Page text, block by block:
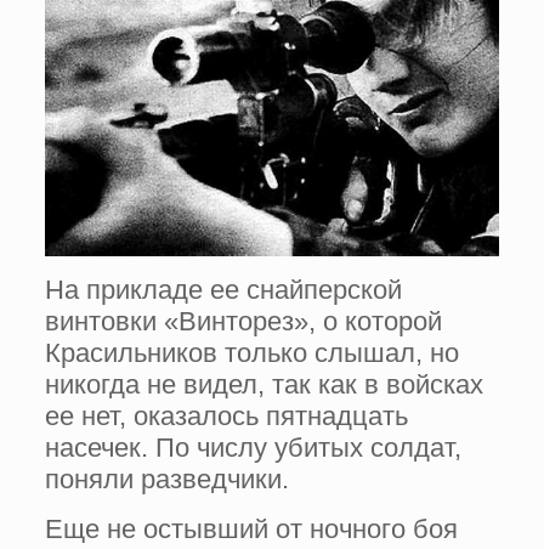
На прикладе ее снайперской
винтовки «Винторез», о которой
Красильников только слышал, но
никогда не видел, так как в войсках
ее нет, оказалось пятнадцать
насечек. По числу убитых солдат,
поняли разведчики.
Еще не остывший от ночного боя